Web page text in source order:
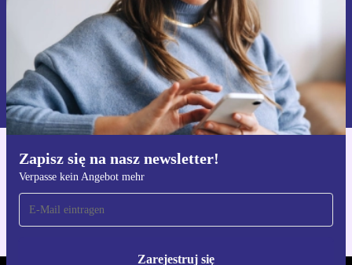
Zapisz się na nasz newsletter!
Verpasse kein Angebot mehr
Zarejestruj się
Zarejestruj się
Informacje na temat używania danych osobowych znajdują się w
naszej
Polityce prywatności
Pobierz aplikację refurbed
Dla iOS i Android